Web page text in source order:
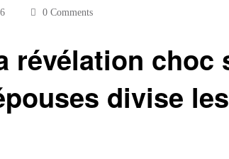
0 Comments
révélation choc
divise les